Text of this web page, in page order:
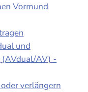
Vormund
und
AV) -
verlängern